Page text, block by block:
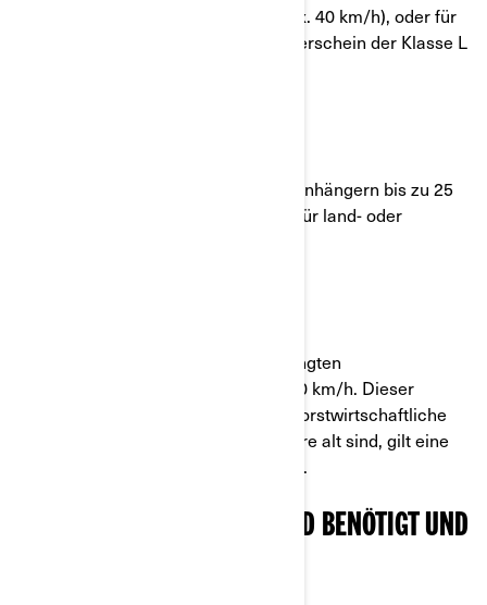
Nur für Fahrzeuge der Klasse T (max. 40 km/h), oder für
die professionelle Nutzung nur Führerschein der Klasse L
Zugmaschinen bis zu 40 km/h (mit Anhängern bis zu 25
km/h). Dieser Führerschein gilt nur für land- oder
Zugmaschinen mit einer bauartbedingten
Höchstgeschwindigkeit von bis zu 60 km/h. Dieser
Führerschein gilt nur für land- oder forstwirtschaftliche
Zwecke. Für Fahrer, die unter 18 Jahre alt sind, gilt eine
Höchstgeschwindigkeit von 40 km/h.
WELCHE AUSRÜSTUNG WIRD BENÖTIGT UND